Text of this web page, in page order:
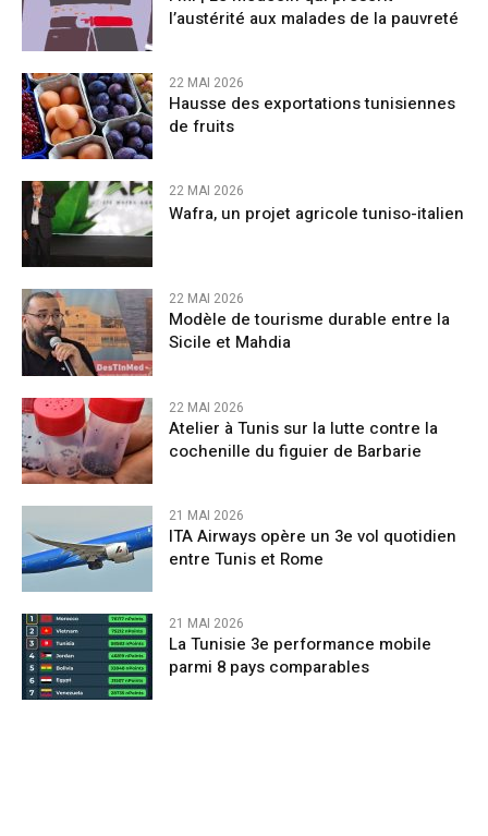
l’austérité aux malades de la pauvreté
22 MAI 2026
Hausse des exportations tunisiennes
de fruits
22 MAI 2026
Wafra, un projet agricole tuniso-italien
22 MAI 2026
Modèle de tourisme durable entre la
Sicile et Mahdia
22 MAI 2026
Atelier à Tunis sur la lutte contre la
cochenille du figuier de Barbarie
21 MAI 2026
ITA Airways opère un 3e vol quotidien
entre Tunis et Rome
21 MAI 2026
La Tunisie 3e performance mobile
parmi 8 pays comparables